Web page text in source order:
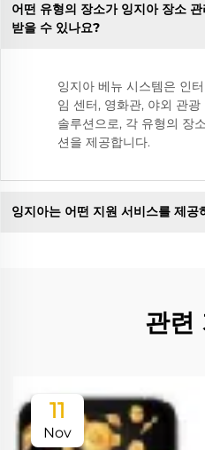
어떤 유형의 장소가 잉지아 장소
받을 수 있나요?
잉지아 베뉴 시스템은 인
임 센터, 영화관, 야외 관
솔루션으로, 각 유형의 장
션을 제공합니다.
잉지아는 어떤 지원 서비스를 제공
관련
11
Nov